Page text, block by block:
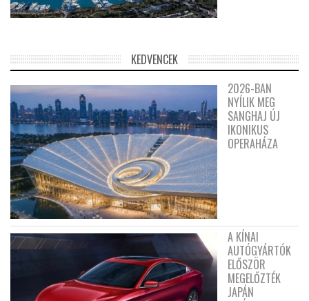
KEDVENCEK
2026-BAN
NYÍLIK MEG
SANGHAJ ÚJ
IKONIKUS
OPERAHÁZA
A KÍNAI
AUTÓGYÁRTÓK
ELŐSZÖR
MEGELŐZTÉK
JAPÁN